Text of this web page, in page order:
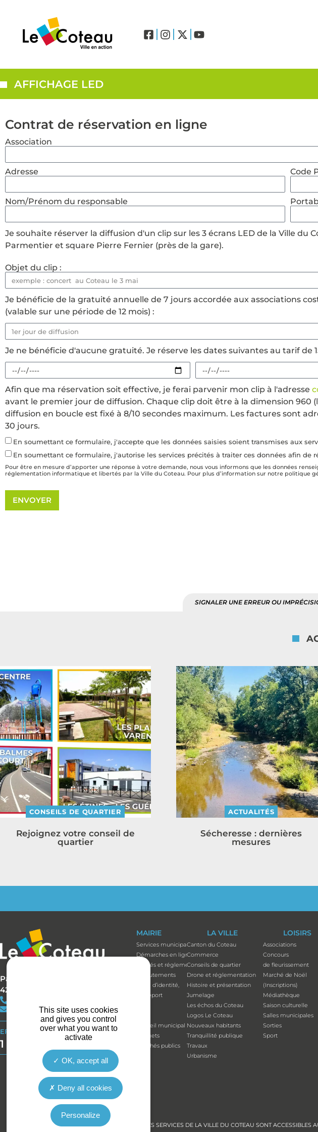
AFFICHAGE LED
Contrat de réservation en ligne
Association
Adresse Code
Nom/Prénom du responsable
Je souhaite réserver la diffusion d'un clip sur les 3 écrans LED de la Ville du
Parmentier et square Pierre Fernier (près de la gare).
Objet du clip :
Je bénéficie de la gratuité annuelle de 7 jours accordée aux associations
(valable sur une période de 12 mois) :
Je ne bénéficie d'aucune gratuité. Je réserve les dates suivantes au tarif de
Afin que ma réservation soit effective, je ferai parvenir mon clip à l'adresse
avant le premier jour de diffusion. Chaque clip doit être à la dimension 960
diffusion en boucle est fixé à 8/10 secondes maximum. Les factures sont
30 jours.
En soumettant ce formulaire, j'accepte que les données saisies soient transmises aux
En soumettant ce formulaire, j'autorise les services précités à traiter ces données afin de
Pour être en mesure d’apporter une réponse à votre demande, nous vous informons que les données
réglementation informatique et libertés par la Ville du Coteau. Pour plus d’information sur notre politique
ENVOYER
SIGNALER UNE ERREUR OU
CONSEILS DE QUARTIER
Rejoignez votre conseil de
quartier
ACTUALITÉS
Sécheresse : dernières
mesures
Parc Bécot
42120 LE COTEAU
contact@mairie-lecoteau.fr
EFFORT BUDGÉTAIRE
1 164 514 €
MAIRIE
Services municipaux
Démarches en ligne
Arrêtés et réglements
Recrutements
Carte d’identité,
passeport
Conseil municipal
Budgets
Marchés publics
LA VILLE
Canton du Coteau
Commerce
Conseils de quartier
Drone et réglementation
Histoire et présentation
Jumelage
Les échos du Coteau
Logos Le Coteau
Nouveaux habitants
Tranquillité publique
Travaux
Urbanisme
LOISIRS
Associations
Concours
de fleurissement
Marché de Noël
(Inscriptions)
Médiathèque
Saison culturelle
Salles municipales
Sorties
Sport
LES SERVICES DE LA VILLE DU COTEAU SONT
This site uses cookies
and gives you control
over what you want to
activate
OK, accept all
Deny all cookies
Personalize